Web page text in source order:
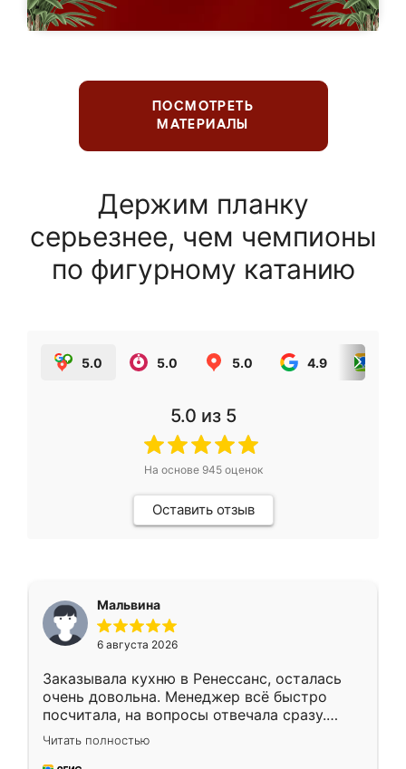
ПОСМОТРЕТЬ
МАТЕРИАЛЫ
Держим планку
серьезнее, чем чемпионы
по фигурному катанию
5.0 5.0 5.0 4.9
5.0 из 5
На основе 945оценок
Оставить отзыв
Мальвина
6 августа 2026
Заказывала кухню в Ренессанс, осталась
очень довольна. Менеджер всё быстро
посчитала, на вопросы отвечала сразу.
Замерщик приехал в субботу, подошёл к
делу со всей ответственностью. Собрали
Читать полностью